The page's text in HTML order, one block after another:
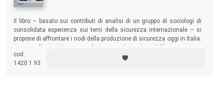
Il libro – basato sui contributi di analisi di un gruppo di sociologi di
consolidata esperienza sui temi della sicurezza internazionale – si
propone di affrontare i nodi della produzione di sicurezza oggi in Italia.
discute dei presupposti per una politica di produzione di sicurezza
nella società italiana e di rassicurazione dell’opinione pubblica.
cod.
1420.1.93